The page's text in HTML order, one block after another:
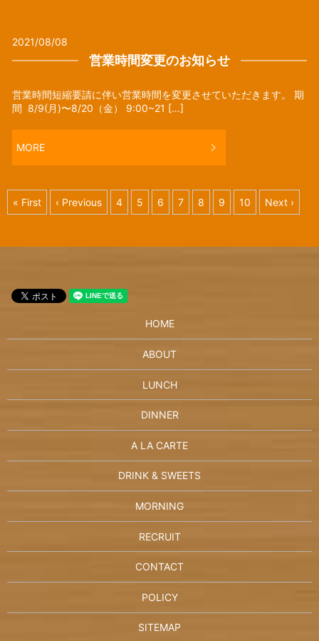
2021/08/08
営業時間変更のお知らせ
営業時間短縮要請に伴い営業時間を変更させていただきます。 期
間 8/9(月)〜8/20（金） 9:00~21 […]
MORE
« First ‹ Previous 4 5 6 7 8 9 10 Next ›
HOME
ABOUT
LUNCH
DINNER
A LA CARTE
DRINK & SWEETS
MORNING
RECRUIT
CONTACT
POLICY
SITEMAP